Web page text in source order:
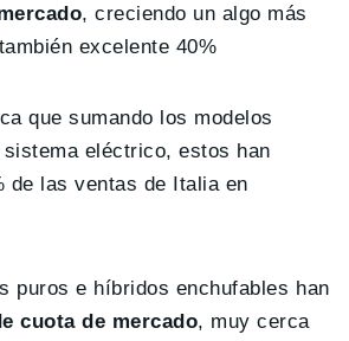
, creciendo un algo más
excelente 40%
que sumando los modelos
eléctrico, estos han
de las ventas de Italia en
puros e híbridos enchufables han
cuota de mercado, muy cerca